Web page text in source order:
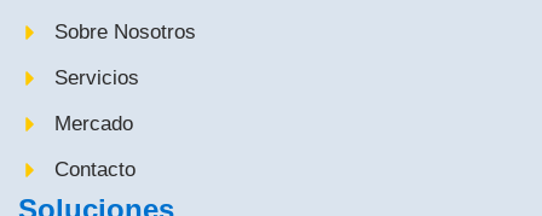
Sobre Nosotros
Servicios
Mercado
Contacto